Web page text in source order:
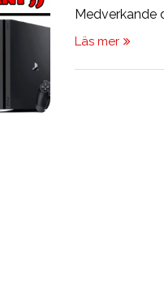
Medverkande
Läs mer